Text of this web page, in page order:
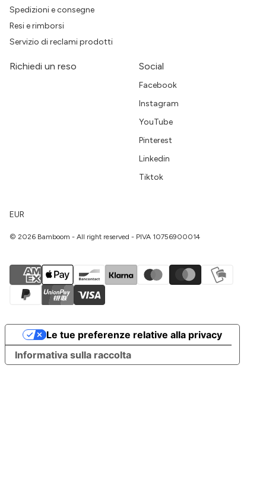
Spedizioni e consegne
Resi e rimborsi
Servizio di reclami prodotti
Richiedi un reso Social
Facebook
Instagram
YouTube
Pinterest
Linkedin
Tiktok
EUR
© 2026 Bamboom - All right reserved - PIVA 10756900014
Informativa sulla raccolta
Le tue preferenze relative alla privacy